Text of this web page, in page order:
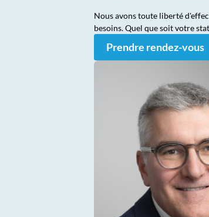
Nous avons toute liberté
besoins. Quel que soit votre
Prendre rendez-vous